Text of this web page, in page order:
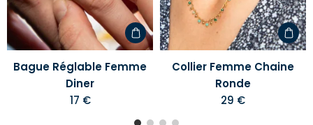
d'envies
Bague Réglable Femme
Diner
17 €
Collier Femme Chaine
Ronde
29 €